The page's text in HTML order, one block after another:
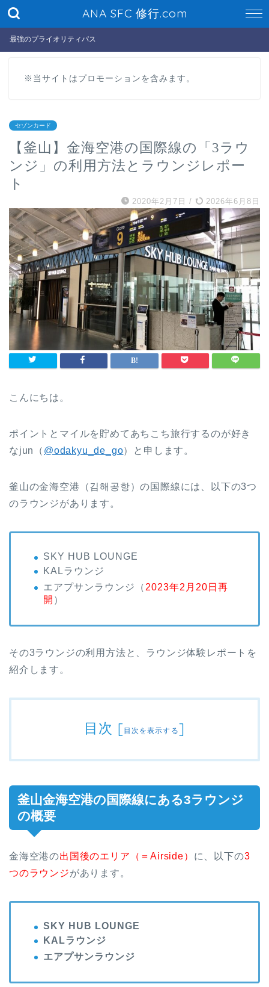
ANA SFC 修行.com
最強のプライオリティパス
※当サイトはプロモーションを含みます。
セゾンカード
【釜山】金海空港の国際線の「3ラウ
ンジ」の利用方法とラウンジレポー
ト
2020年2月7日 / 2026年6月8日
こんにちは。
ポイントとマイルを貯めてあちこち旅行するのが好き
なjun（ @odakyu_de_go）と申します。
釜山の金海空港（김해공항）の国際線には、以下の3つ
のラウンジがあります。
SKY HUB LOUNGE
KALラウンジ
エアプサンラウンジ（ 2023年2月20日再
開 ）
その3ラウンジの利用方法と、ラウンジ体験レポートを
紹介します。
目次 [目次を表示する]
釜山金海空港の国際線にある3ラウンジ
の概要
金海空港の出国後のエリア（＝Airside） に、以下の3
つのラウンジがあります。
SKY HUB LOUNGE
KALラウンジ
エアプサンラウンジ